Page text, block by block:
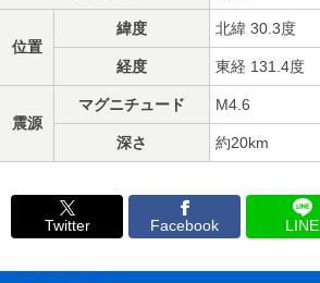
位置
緯度 北緯 30.3度
経度 東経 131.4度
震源
マグニチュード M4.6
深さ 約20km
Twitter Facebook LINE